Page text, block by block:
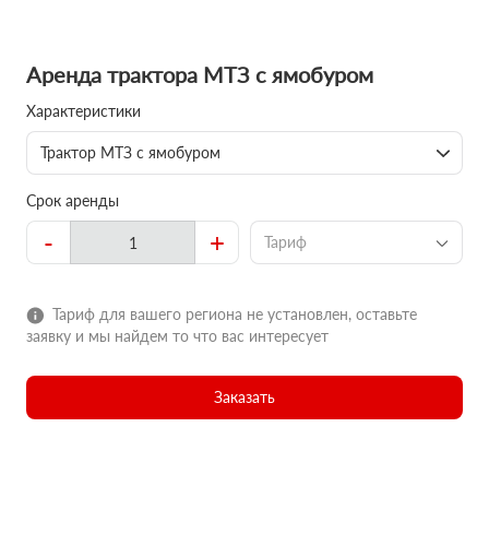
Аренда трактора МТЗ с ямобуром
Характеристики
Трактор МТЗ с ямобуром
Срок аренды
- + Тариф
Тариф для вашего региона не установлен, оставьте
заявку и мы найдем то что вас интересует
Заказать